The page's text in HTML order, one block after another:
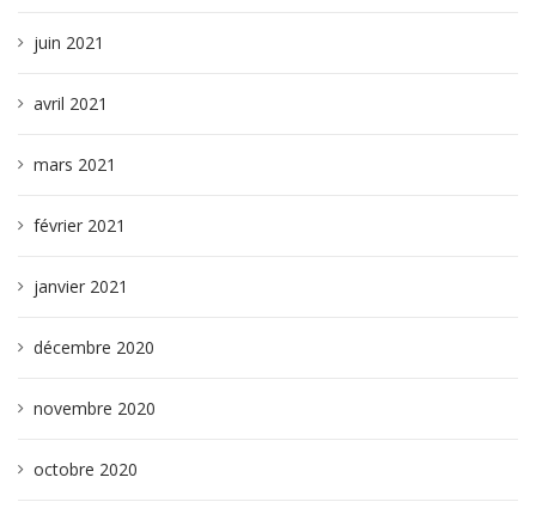
juin 2021
avril 2021
mars 2021
février 2021
janvier 2021
décembre 2020
novembre 2020
octobre 2020